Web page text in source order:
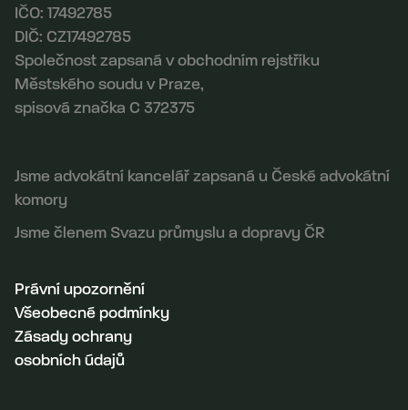
IČO: 17492785
DIČ: CZ17492785
Společnost zapsaná v obchodním rejstříku
Městského soudu v Praze,
spisová značka C 372375
Jsme advokátní kancelář zapsaná u České advokátní
komory
Jsme členem Svazu průmyslu a dopravy ČR
Právní upozornění
Všeobecné podmínky
Zásady ochrany
osobních údajů